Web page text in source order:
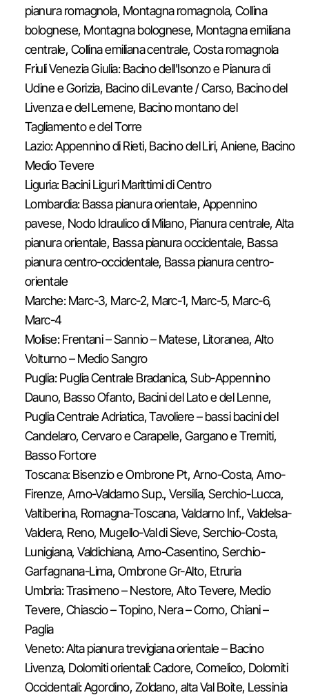
pianura romagnola, Montagna romagnola, Collina
bolognese, Montagna bolognese, Montagna emiliana
centrale, Collina emiliana centrale, Costa romagnola
Friuli Venezia Giulia: Bacino dell'Isonzo e Pianura di
Udine e Gorizia, Bacino di Levante / Carso, Bacino del
Livenza e del Lemene, Bacino montano del
Tagliamento e del Torre
Lazio: Appennino di Rieti, Bacino del Liri, Aniene, Bacino
Medio Tevere
Liguria: Bacini Liguri Marittimi di Centro
Lombardia: Bassa pianura orientale, Appennino
pavese, Nodo Idraulico di Milano, Pianura centrale, Alta
pianura orientale, Bassa pianura occidentale, Bassa
pianura centro-occidentale, Bassa pianura centro-
orientale
Marche: Marc-3, Marc-2, Marc-1, Marc-5, Marc-6,
Marc-4
Molise: Frentani – Sannio – Matese, Litoranea, Alto
Volturno – Medio Sangro
Puglia: Puglia Centrale Bradanica, Sub-Appennino
Dauno, Basso Ofanto, Bacini del Lato e del Lenne,
Puglia Centrale Adriatica, Tavoliere – bassi bacini del
Candelaro, Cervaro e Carapelle, Gargano e Tremiti,
Basso Fortore
Toscana: Bisenzio e Ombrone Pt, Arno-Costa, Arno-
Firenze, Arno-Valdarno Sup., Versilia, Serchio-Lucca,
Valtiberina, Romagna-Toscana, Valdarno Inf., Valdelsa-
Valdera, Reno, Mugello-Val di Sieve, Serchio-Costa,
Lunigiana, Valdichiana, Arno-Casentino, Serchio-
Garfagnana-Lima, Ombrone Gr-Alto, Etruria
Umbria: Trasimeno – Nestore, Alto Tevere, Medio
Tevere, Chiascio – Topino, Nera – Corno, Chiani –
Paglia
Veneto: Alta pianura trevigiana orientale – Bacino
Livenza, Dolomiti orientali: Cadore, Comelico, Dolomiti
Occidentali: Agordino, Zoldano, alta Val Boite, Lessinia